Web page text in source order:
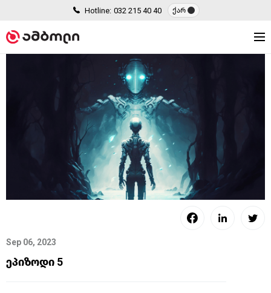
Hotline: 032 215 40 40 ქარ
Sep 06, 2023
ეპიზოდი 5